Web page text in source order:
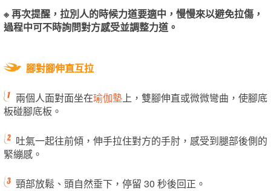
※ 再次提醒，拉別人的時候力道要適中，慢慢來以避免拉傷，
過程中可不時詢問對方感受並調整力道。
腳對腳伸直互拉
兩個人面對面坐在瑜伽墊上，雙腳伸直或微微彎曲，使腳底
板碰腳底板。
吐氣一起往前傾，伸手拉住對方的手肘，感受到腿部後側的
緊繃感。
頸部放鬆、頭自然垂下，停留 30 秒後回正。